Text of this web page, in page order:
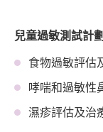
兒童過敏測試計劃
食物過敏評估
哮喘和過敏性
濕疹評估及治